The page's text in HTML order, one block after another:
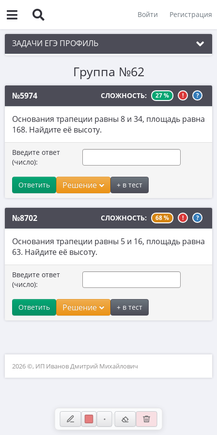
Войти Регистрация
ЗАДАЧИ ЕГЭ ПРОФИЛЬ
2. Векторы
3. Стереометрия
4. Классическое определение вероятности
5. Теория вероятностей
6. Уравнения
7. Нахождение значений выражений
8. Производная
9. Задачи прикладного содержания
10. Текстовые задачи
11. Графики функций
12. Исследование функций
13. Сложные уравнения
14. Стереометрия
15. Неравенства
18. Параметры
Группа №62
№5974 СЛОЖНОСТЬ: 27 % ! ?
Основания трапеции равны 8 и 34, площадь равна
168. Найдите её высоту.
Введите ответ
(число):
Ответить Решение + в тест
№8702 СЛОЖНОСТЬ: 68 % ! ?
Основания трапеции равны 5 и 16, площадь равна
63. Найдите её высоту.
Введите ответ
(число):
Ответить Решение + в тест
2026 ©, ИП Иванов Дмитрий Михайлович